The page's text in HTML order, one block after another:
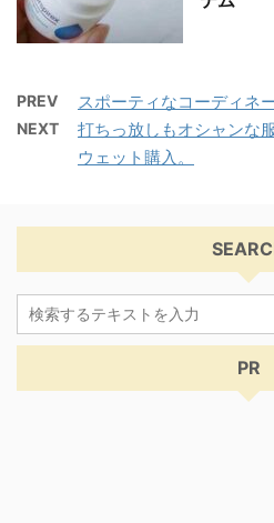
PREV スポーティなコーディネ
NEXT
打ちっ放しもオシャンな
ウェット購入。
PR